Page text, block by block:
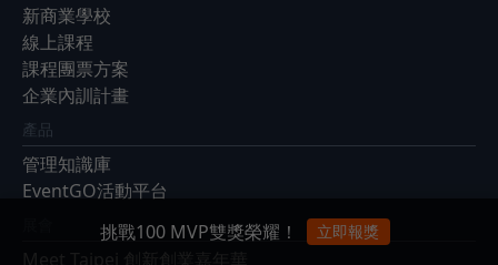
新商業學校
線上課程
課程團票方案
企業內訓計畫
產品
管理知識庫
EventGO活動平台
挑戰100 MVP雙獎榮耀！ 立即報獎